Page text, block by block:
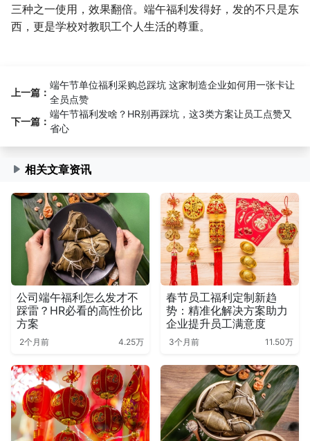
三种之一使用，效果翻倍。端午福利发得好，发的不只是东
西，更是学校对教职工个人生活的尊重。
上一篇：
端午节单位福利采购总踩坑 这家制造企业如何用一张卡让
全员点赞
下一篇：
端午节福利发啥？HR别再踩坑，这3类方案让员工点赞又
省心
相关文章资讯
公司端午福利怎么发才不
踩雷？HR必看的高性价比
方案
2个月前 4.25万
春节员工福利定制新趋
势：精准化解决方案助力
企业提升员工满意度
3个月前 11.50万